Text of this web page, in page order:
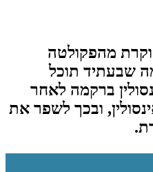
מהפקולטה
שבעתיד תוכל
ברקמה לאחר
ובכך לשפר את